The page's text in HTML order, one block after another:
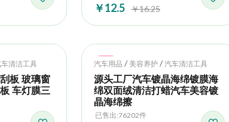
￥12.5 ￥16.25
清洁工具
板 玻璃窗
车灯膜三
Hot
汽车用品 / 美容养护 / 汽车清洁工具
源头工厂汽车镀晶海绵镀膜海
绵双面绒清洁打蜡汽车美容镀
晶海绵擦
已售出:76202件